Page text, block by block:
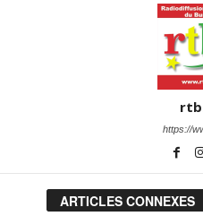
https://
ARTICLES CONNEXES